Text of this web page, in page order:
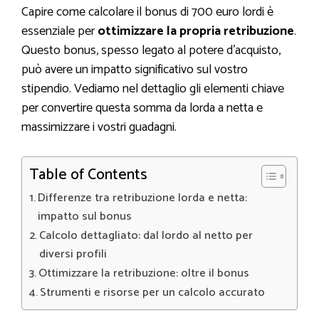
Capire come calcolare il bonus di 700 euro lordi è
essenziale perottimizzare la propria retribuzione.
Questo bonus, spesso legato al potere d’acquisto,
può avere un impatto significativo sul vostro
stipendio. Vediamo nel dettaglio gli elementi chiave
per convertire questa somma da lorda a netta e
massimizzare i vostri guadagni.
Table of Contents
Differenze tra retribuzione lorda e netta:
impatto sul bonus
Calcolo dettagliato: dal lordo al netto per
diversi profili
Ottimizzare la retribuzione: oltre il bonus
Strumenti e risorse per un calcolo accurato